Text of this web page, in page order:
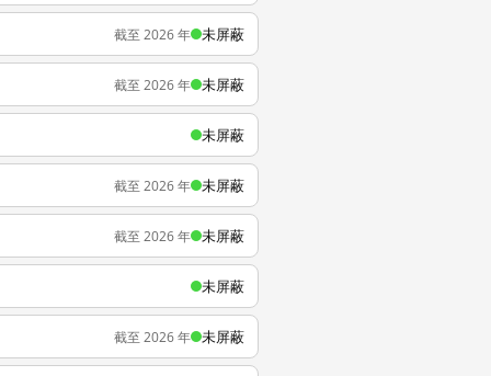
截至 2026 年 未屏蔽
截至 2026 年 未屏蔽
未屏蔽
截至 2026 年 未屏蔽
截至 2026 年 未屏蔽
未屏蔽
截至 2026 年 未屏蔽